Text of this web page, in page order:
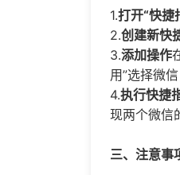
1.打开“快捷
2.创建新快
3.添加操作
用”选择微
4.执行快捷
现两个微信
三、注意事